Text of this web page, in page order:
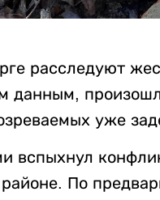
расследуют
данным,
уже
вспыхнул
По